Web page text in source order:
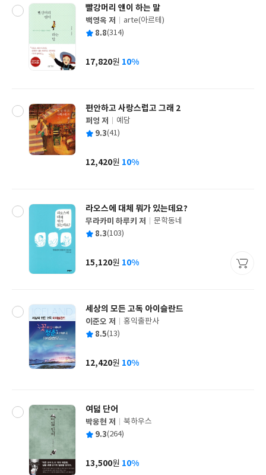
빨강머리 앤이 하는 말
글
쓴
백영옥 저
출
사
arte(아르테)
평 8.8(314)
가
17,820원 10%
편안하고 사랑스럽고 그래 2
글
쓴
퍼엉 저
출
사
예담
평 9.3(41)
가
12,420원 10%
라오스에 대체 뭐가 있는데요?
글
쓴
무라카미 하루키 저
출
사
문학동네
평 8.3(103)
가
15,120원 10%
세상의 모든 고독 아이슬란드
글
쓴
이준오 저
출
사
홍익출판사
평 8.5(13)
가
12,420원 10%
여덟 단어
글
쓴
박웅현 저
출
사
북하우스
평 9.3(264)
가
13,500원 10%